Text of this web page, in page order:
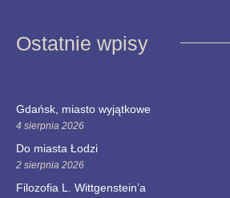
Ostatnie wpisy
Gdańsk, miasto wyjątkowe
4 sierpnia 2026
Do miasta Łodzi
2 sierpnia 2026
Filozofia L. Wittgenstein’a